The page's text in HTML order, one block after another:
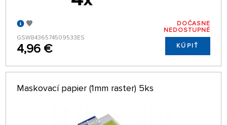
GSW8436574509533ES
4,96 €
DOČASNE
NEDOSTUPNÉ
KÚPIŤ
Maskovací papier (1mm raster) 5ks